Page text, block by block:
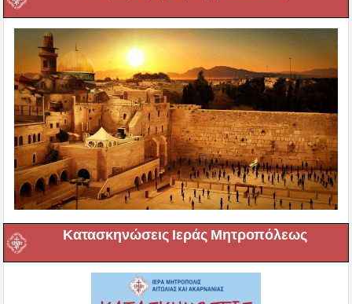
Κατασκηνώσεις Ιεράς Μητροπόλεως